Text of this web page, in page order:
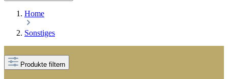
Home
Sonstiges
Produkte filtern